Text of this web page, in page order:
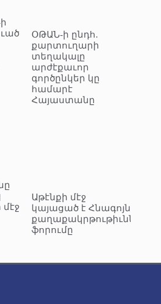
ՕԹԱՆ-ի ընդհ.
քարտուղարի
տեղակալը
արժէքաւոր
գործընկեր կը
համարէ
Հայաստանը
Աթէնքի մէջ
կայացած է Հնագոյն
քաղաքակրթութիւններու
ֆորումը